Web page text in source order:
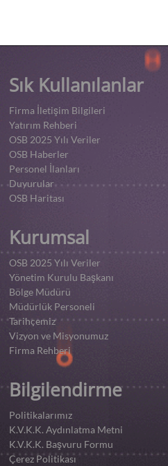
Sık Kullanılanlar
Firma İletişim Bilgileri
Yatırım Rehberi
OSB 2025 Yılı Veriler
OSB Haberler
Personel İlanları
Duyurular
OSB Haritası
Kurumsal
OSB 2025 Yılı Veriler
Yönetim Kurulu Başkanı
Bölge Müdürü
Müdürlük Personeli
Tarihçemiz
Vizyon ve Misyonumuz
Firma Rehberi
Bilgilendirme
Politikalarımız
K.V.K.K. Aydınlatma Metni
K.V.K.K. Başvuru Formu
Çerez Politikası